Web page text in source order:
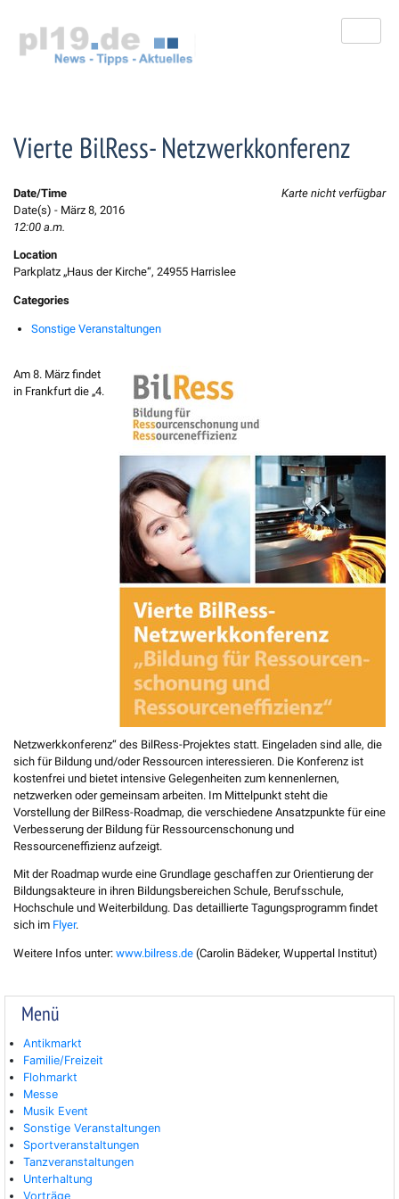
springen
Vierte BilRess- Netzwerkkonferenz
Karte nicht verfügbar
Date/Time
Date(s) - März 8, 2016
12:00 a.m.
Location
Parkplatz „Haus der Kirche“, 24955 Harrislee
Categories
Sonstige Veranstaltungen
Am 8. März findet
in Frankfurt die „4.
Netzwerkkonferenz“ des BilRess-Projektes statt. Eingeladen sind alle, die
sich für Bildung und/oder Ressourcen interessieren. Die Konferenz ist
kostenfrei und bietet intensive Gelegenheiten zum kennenlernen,
netzwerken oder gemeinsam arbeiten. Im Mittelpunkt steht die
Vorstellung der BilRess-Roadmap, die verschiedene Ansatzpunkte für eine
Verbesserung der Bildung für Ressourcenschonung und
Ressourceneffizienz aufzeigt.
Mit der Roadmap wurde eine Grundlage geschaffen zur Orientierung der
Bildungsakteure in ihren Bildungsbereichen Schule, Berufsschule,
Hochschule und Weiterbildung. Das detaillierte Tagungsprogramm findet
sich im Flyer.
Weitere Infos unter: www.bilress.de (Carolin Bädeker, Wuppertal Institut)
Menü
Antikmarkt
Familie/Freizeit
Flohmarkt
Messe
Musik Event
Sonstige Veranstaltungen
Sportveranstaltungen
Tanzveranstaltungen
Unterhaltung
Vorträge